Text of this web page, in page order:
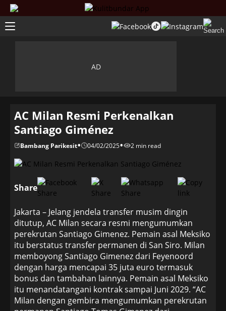
AC Milan Resmi Perkenalkan
Santiago Giménez
Bambang Parikesit• 04/02/2025• 2 min read
Share
Jakarta – Jelang jendela transfer musim dingin
ditutup, AC Milan secara resmi mengumumkan
perekrutan Santiago Gimenez. Pemain asal Meksiko
itu berstatus transfer permanen di San Siro. Milan
memboyong Santiago Gimenez dari Feyenoord
dengan harga mencapai 35 juta euro termasuk
bonus dan tambahan lainnya. Pemain asal Meksiko
itu menandatangani kontrak sampai Juni 2029. “AC
Milan dengan gembira mengumumkan perekrutan